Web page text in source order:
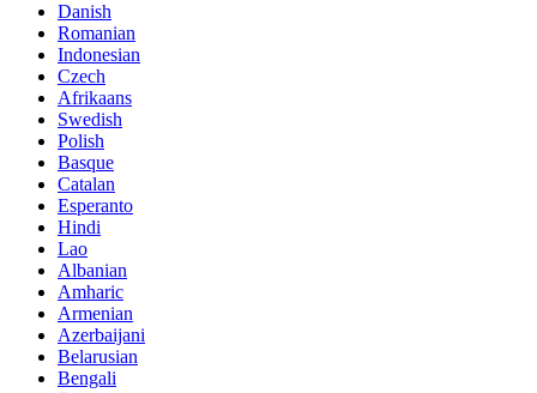
Danish
Romanian
Indonesian
Czech
Afrikaans
Swedish
Polish
Basque
Catalan
Esperanto
Hindi
Lao
Albanian
Amharic
Armenian
Azerbaijani
Belarusian
Bengali